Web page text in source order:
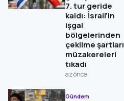
7. tur geride
kaldı: İsrail’in
işgal
bölgelerinden
çekilme şartları
müzakereleri
tıkadı
az önce
Gündem